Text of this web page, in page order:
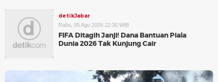
detikJabar
Rabu, 05 Agu 2026 22:30 WIB
FIFA Ditagih Janji! Dana Bantuan Piala
Dunia 2026 Tak Kunjung Cair